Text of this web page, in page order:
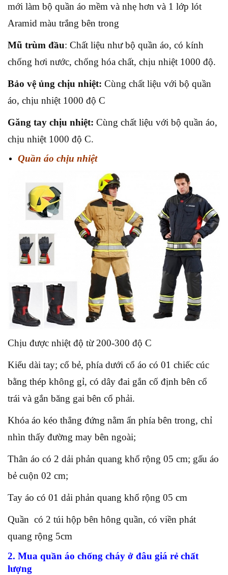
mới làm bộ quần áo mềm và nhẹ hơn và 1 lớp lót
Aramid màu trắng bên trong
Mũ trùm đầu: Chất liệu như bộ quần áo, có kính
chống hơi nước, chống hóa chất, chịu nhiệt 1000 độ.
Bảo vệ ủng chịu nhiệt: Cùng chất liệu với bộ quần
áo, chịu nhiệt 1000 độ C
Găng tay chịu nhiệt: Cùng chất liệu với bộ quần áo,
chịu nhiệt 1000 độ C.
Quần áo chịu nhiệt
Chịu được nhiệt độ từ 200-300 độ C
Kiểu dài tay; cổ bẻ, phía dưới cổ áo có 01 chiếc cúc
bằng thép không gỉ, có dây đai gắn cố định bên cổ
trái và gắn băng gai bên cổ phải.
Khóa áo kéo thẳng đứng nằm ẩn phía bên trong, chỉ
nhìn thấy đường may bên ngoài;
Thân áo có 2 dải phản quang khổ rộng 05 cm; gấu áo
bẻ cuộn 02 cm;
Tay áo có 01 dải phản quang khổ rộng 05 cm
Quần có 2 túi hộp bên hông quần, có viền phát
quang rộng 5cm
2. Mua quần áo chống cháy ở đâu giá rẻ chất
lượng